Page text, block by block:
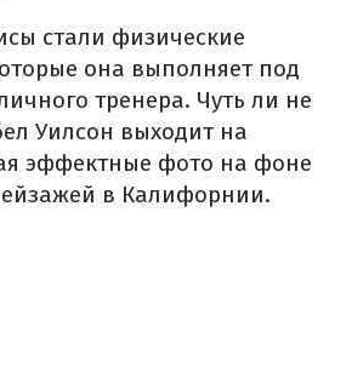
стали физические
она выполняет под
тренера. Чуть ли не
Уилсон выходит на
эффектные фото на фоне
в Калифорнии.